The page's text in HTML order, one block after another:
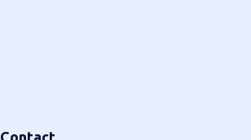
Contact